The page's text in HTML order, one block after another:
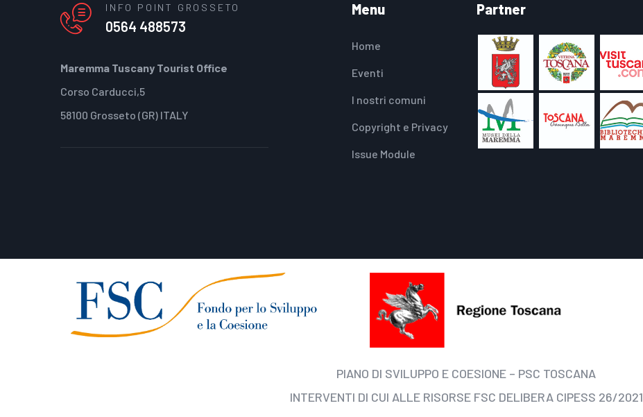
INFO POINT GROSSETO
0564 488573
Maremma Tuscany Tourist Office
Corso Carducci,5
58100 Grosseto (GR) ITALY
Menu
Home
Eventi
I nostri comuni
Copyright e Privacy
Issue Module
Partner
PIANO DI SVILUPPO E COESIONE – PSC TOSCANA
INTERVENTI DI CUI ALLE RISORSE FSC DELIBERA CIPESS 26/2021